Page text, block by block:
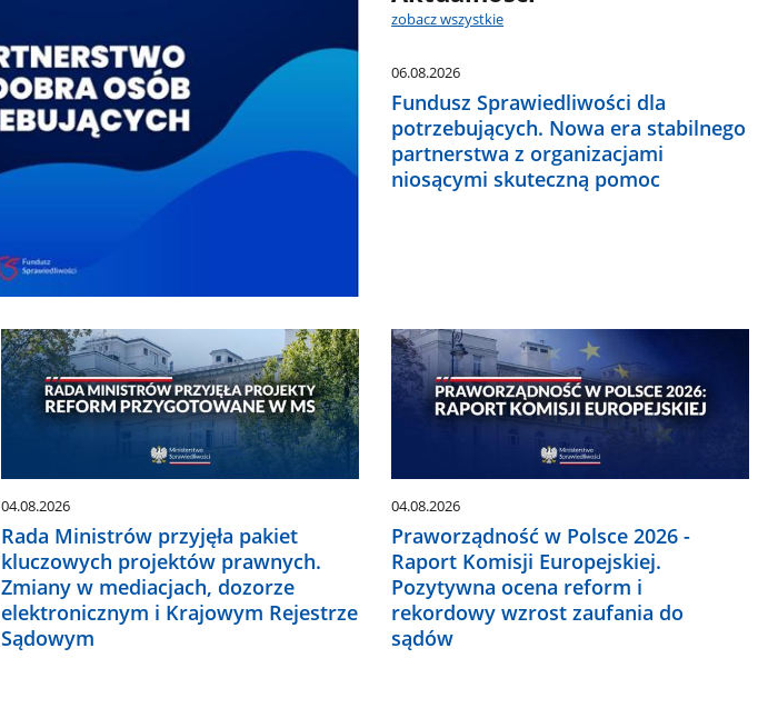
zobacz wszystkie
06.08.2026
Fundusz Sprawiedliwości dla
potrzebujących. Nowa era stabilnego
partnerstwa z organizacjami
niosącymi skuteczną pomoc
04.08.2026
Rada Ministrów przyjęła pakiet
kluczowych projektów prawnych.
Zmiany w mediacjach, dozorze
elektronicznym i Krajowym Rejestrze
Sądowym
04.08.2026
Praworządność w Polsce 2026 -
Raport Komisji Europejskiej.
Pozytywna ocena reform i
rekordowy wzrost zaufania do
sądów